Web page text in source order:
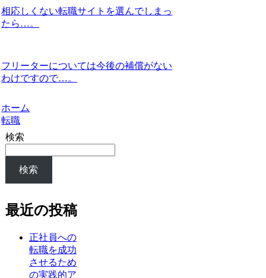
相応しくない転職サイトを選んでしまっ
たら…。
フリーターについては今後の補償がない
わけですので…。
ホーム
転職
検索
検索
最近の投稿
正社員への
転職を成功
させるため
の実践的ア